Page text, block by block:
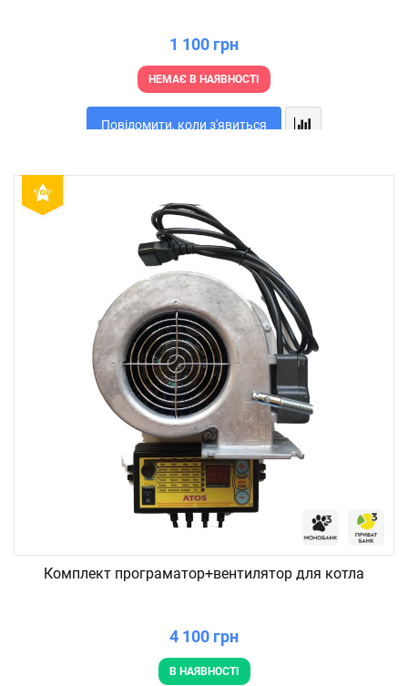
1 100 грн
НЕМАЄ В НАЯВНОСТІ
Повідомити, коли з'явиться
Комплект програматор+вентилятор для котла
4 100 грн
В НАЯВНОСТІ